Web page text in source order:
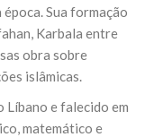
Sua formação
Karbala entre
obra sobre
islâmicas.
Líbano e falecido em
matemático e